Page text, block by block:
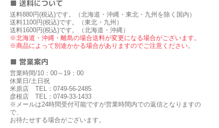
■ 送料について
送料880円(税込)です。（北海道・沖縄・東北・九州を除く国内）
送料1100円(税込)です。（東北・九州）
送料1600円(税込)です。（北海道・沖縄）
※北海道・沖縄・離島の場合送料が変更になる場合がございます。
※商品によって別途かかる場合がありますのでご注意ください。
■ 営業案内
営業時間/10：00～19：00
休業日/土日祝
米原店 TEL：0749-56-2485
彦根店 TEL：0749-33-1433
※メールは24時間受付可能ですが営業時間内での返信となりますの
で、
お待たせする場合がございます。